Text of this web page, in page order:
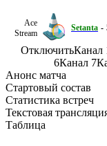
Ace
Stream
Setanta -
ОтключитьКанал
6Канал 7
Анонс матча
Стартовый состав
Статистика встреч
Текстовая
Таблица